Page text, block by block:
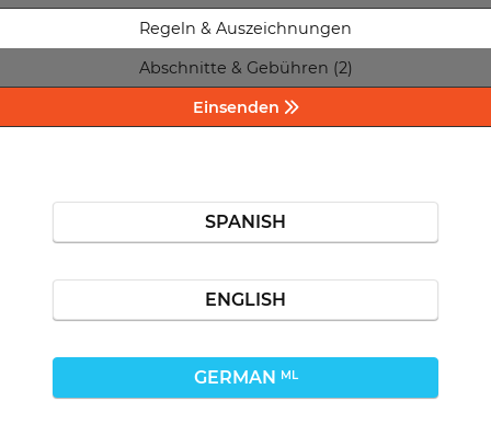
Regeln & Auszeichnungen
Abschnitte & Gebühren (2)
Einsenden
SPANISH
ENGLISH
GERMAN ML